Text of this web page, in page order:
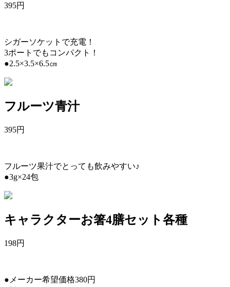
395円
シガーソケットで充電！
3ポートでもコンパクト！
●2.5×3.5×6.5㎝
フルーツ青汁
395円
フルーツ果汁でとっても飲みやすい♪
●3g×24包
キャラクターお箸4膳セット各種
198円
●メーカー希望価格380円